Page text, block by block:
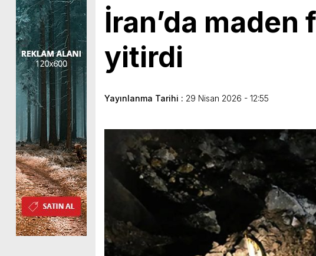
İran’da maden
yitirdi
Yayınlanma Tarihi : 29 Nisan 2026 - 12:55